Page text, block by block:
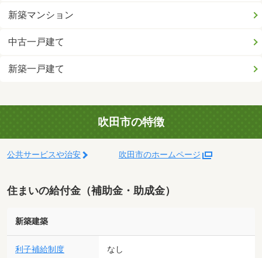
新築マンション
中古一戸建て
新築一戸建て
吹田市の特徴
公共サービスや治安 吹田市のホームページ
住まいの給付金（補助金・助成金）
新築建築
利子補給制度 なし